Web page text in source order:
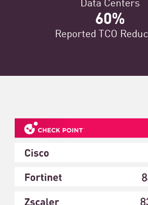
60%
Reported TCO​